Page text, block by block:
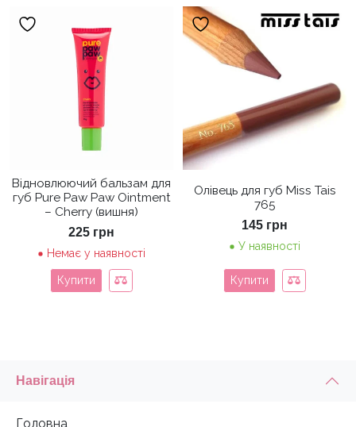
Відновлюючий бальзам для
губ Pure Paw Paw Ointment
– Cherry (вишня)
225 грн
Немає у наявності
Купити
Олівець для губ Miss Tais
765
145 грн
У наявності
Купити
Навігація
Головна